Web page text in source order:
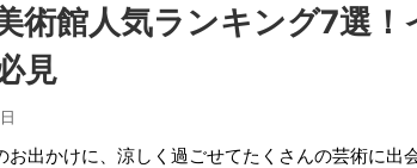
術館人気ランキング7選
見
お出かけに、涼しく過ごせてたくさんの芸術に出